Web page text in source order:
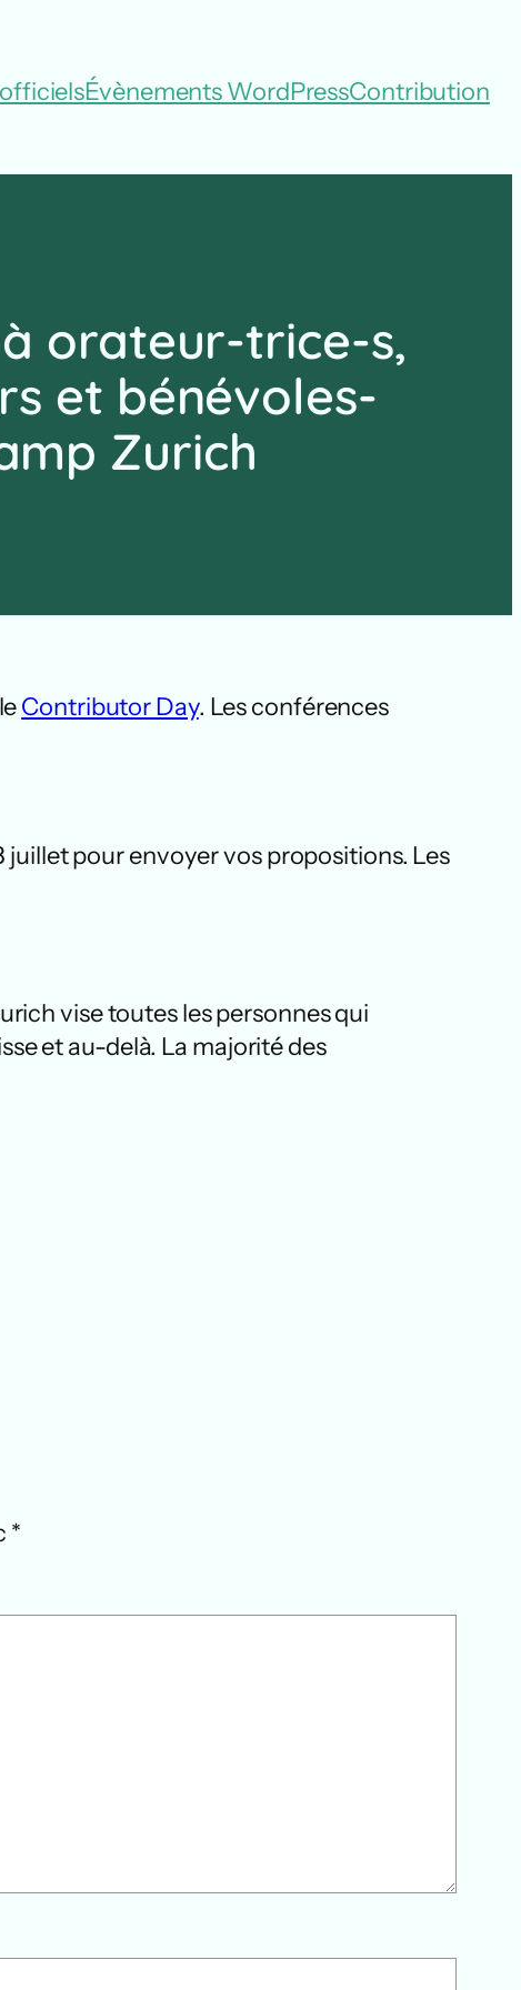
Évènements WordPressContribution
orateur-trice-s,
et bénévoles-
Zurich
Contributor Day. Les conférences
juillet pour envoyer vos propositions. Les
vise toutes les personnes qui
et au-delà. La majorité des
*